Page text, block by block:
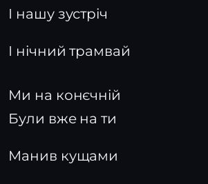
І нашу зустріч
І нічний трамвай
Ми на конєчній
Були вже на ти
Манив кущами